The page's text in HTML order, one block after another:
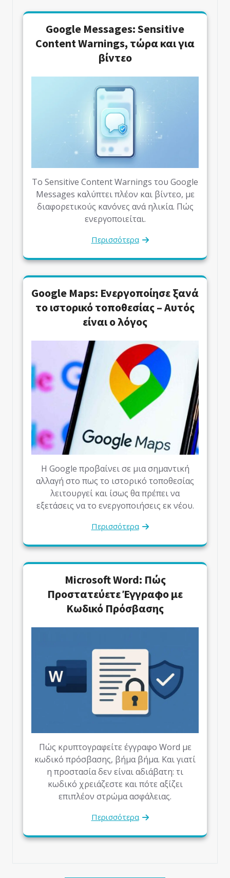
Google Messages: Sensitive
Content Warnings, τώρα και για
βίντεο
Το Sensitive Content Warnings του Google
Messages καλύπτει πλέον και βίντεο, με
διαφορετικούς κανόνες ανά ηλικία. Πώς
ενεργοποιείται.
Περισσότερα
Google Maps: Ενεργοποίησε ξανά
το ιστορικό τοποθεσίας – Αυτός
είναι ο λόγος
Η Google προβαίνει σε μια σημαντική
αλλαγή στο πως το ιστορικό τοποθεσίας
λειτουργεί και ίσως θα πρέπει να
εξετάσεις να το ενεργοποιήσεις εκ νέου.
Περισσότερα
Microsoft Word: Πώς
Προστατεύετε Έγγραφο με
Κωδικό Πρόσβασης
Πώς κρυπτογραφείτε έγγραφο Word με
κωδικό πρόσβασης, βήμα βήμα. Και γιατί
η προστασία δεν είναι αδιάβατη: τι
κωδικό χρειάζεστε και πότε αξίζει
επιπλέον στρώμα ασφάλειας.
Περισσότερα